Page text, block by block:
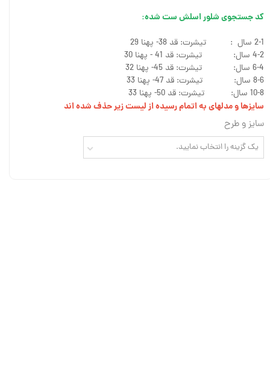
کد جستجوی شلور اسلش ست شده:
2-1 سال : تیشرت: قد 38- پهنا 29
4-2 سال: تیشرت: قد 41 - پهنا 30
6-4 سال: تیشرت: قد 45- پهنا 32
8-6 سال: تیشرت: قد 47- پهنا 33
10-8 سال: تیشرت: قد 50- پهنا 33
سایزها و مدلهای به اتمام رسیده از لیست زیر حذف شده اند
سایز و طرح
یک گزینه را انتخاب نمایید.